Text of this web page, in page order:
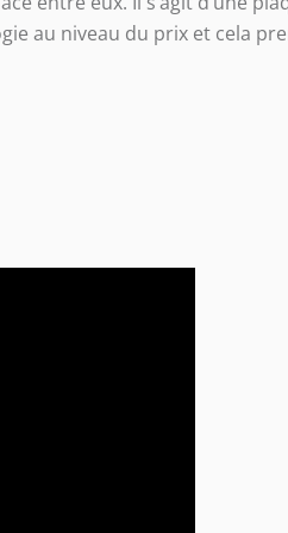
au niveau du prix et cela